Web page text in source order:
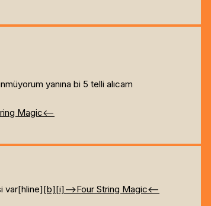
yanına bi 5 telli alıcam
Magic<--
var[hline][b][i] -->Four String Magic<--